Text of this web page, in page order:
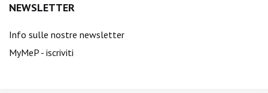
NEWSLETTER
Info sulle nostre newsletter
MyMeP - iscriviti